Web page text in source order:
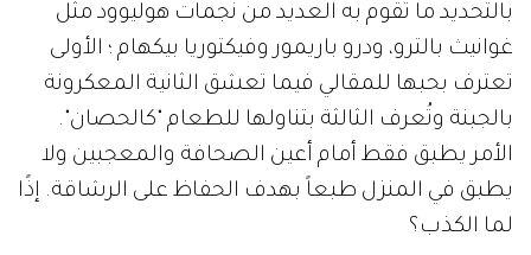
بالتحديد ما تقوم به العديد من نجمات هوليوود مثل
غوانيث بالترو، ودرو باريمور وفيكتوريا بيكهام ؛ الأولى
تعترف بحبها للمقالي فيما تعشق الثانية المعكرونة
بالجبنة وتُعرف الثالثة بتناولها للطعام "كالحصان".
الأمر يطبق فقط أمام أعين الصحافة والمعجبين ولا
يطبق في المنزل طبعاً بهدف الحفاظ على الرشاقة. إذًا
لما الكذب؟